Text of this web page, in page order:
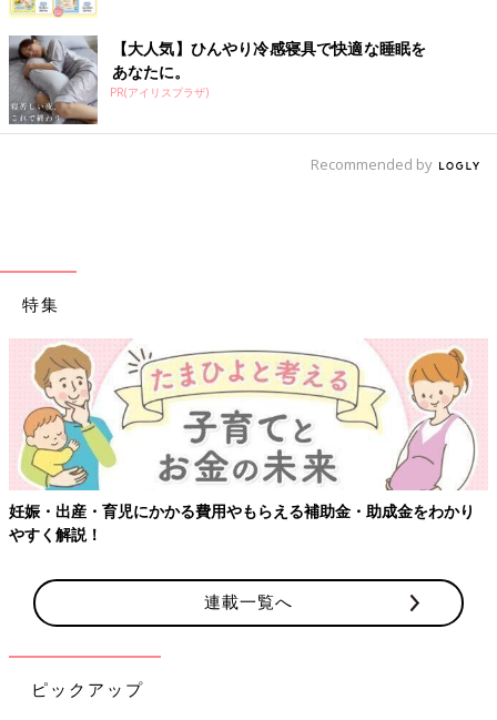
【大人気】ひんやり冷感寝具で快適な睡眠を
あなたに。
PR(アイリスプラザ)
Recommended by
特集
妊娠・出産・育児にかかる費用やもらえる補助金・助成金をわかり
やすく解説！
連載一覧へ
ピックアップ